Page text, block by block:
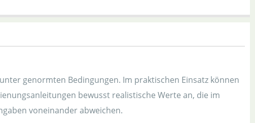
genormten Bedingungen. Im praktischen Einsatz können
bewusst realistische Werte an, die im
voneinander abweichen.